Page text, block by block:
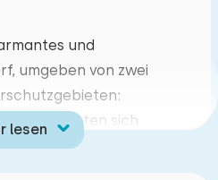
und
umgeben von zwei
Hier bieten sich
zum Radfahren und
und
lesen
13 14
20 21 22